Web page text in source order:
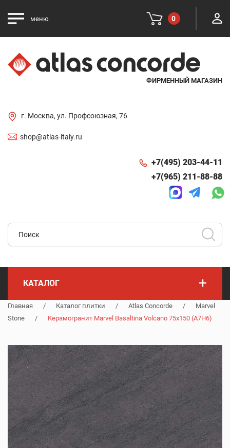
меню 0
ФИРМЕННЫЙ МАГАЗИН
г. Москва, ул. Профсоюзная, 76
shop@atlas-italy.ru
+7(495) 203-44-11
+7(965) 211-88-88
КАТАЛОГ +
Главная / Каталог плитки / Atlas Concorde /
Marvel
Stone
/ Керамогранит Marvel Basaltina Volcano 75x150 (A7H6)